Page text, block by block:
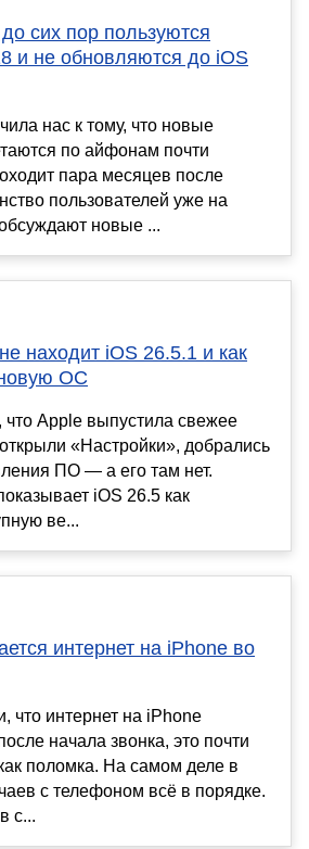
сих пор пользуются
и не обновляются до iOS
нас к тому, что новые
по айфонам почти
пара месяцев после
пользователей уже на
новые ...
находит iOS 26.5.1 и как
ОС
Apple выпустила свежее
«Настройки», добрались
ПО — а его там нет.
iOS 26.5 как
ве...
интернет на iPhone во
что интернет на iPhone
начала звонка, это почти
поломка. На самом деле в
с телефоном всё в порядке.
с...